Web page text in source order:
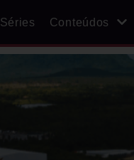
Séries Conteúdos